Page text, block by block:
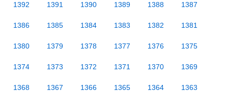
1392 1391 1390 1389 1388 1387
1386 1385 1384 1383 1382 1381
1380 1379 1378 1377 1376 1375
1374 1373 1372 1371 1370 1369
1368 1367 1366 1365 1364 1363